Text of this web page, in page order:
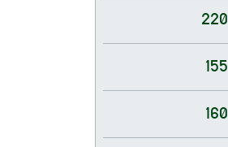
220
155
160